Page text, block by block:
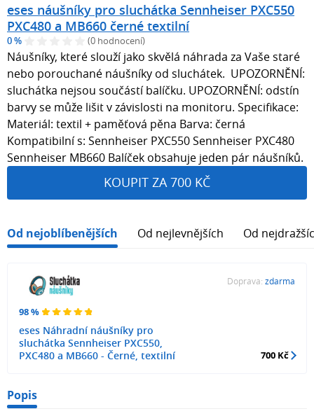
eses náušníky pro sluchátka Sennheiser PXC550
PXC480 a MB660 černé textilní
0 % (0 hodnocení)
Náušníky, které slouží jako skvělá náhrada za Vaše staré
nebo porouchané náušníky od sluchátek. UPOZORNĚNÍ:
sluchátka nejsou součástí balíčku. UPOZORNĚNÍ: odstín
barvy se může lišit v závislosti na monitoru. Specifikace:
Materiál: textil + paměťová pěna Barva: černá
Kompatibilní s: Sennheiser PXC550 Sennheiser PXC480
Sennheiser MB660 Balíček obsahuje jeden pár náušníků.
KOUPIT ZA 700 KČ
Od nejoblíbenějších Od nejlevnějších Od
98 %
eses Náhradní náušníky pro
sluchátka Sennheiser PXC550,
PXC480 a MB660 - Černé, textilní
Doprava: zdarma
700 Kč
Popis